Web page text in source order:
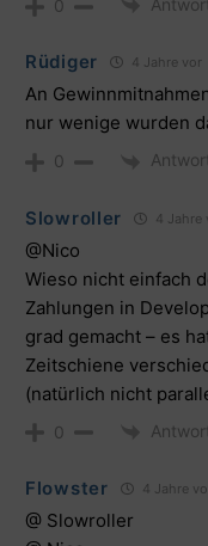
0
Rüdiger 4 Jahre vor
An
nur wenige wurden
0
Slowroller 4 Jahre
@Nico
Wieso nicht einfach
Zahlungen in
grad gemacht – es
Zeitschiene
(natürlich nicht
0
Flowster 4 Jahre
@ Slowroller